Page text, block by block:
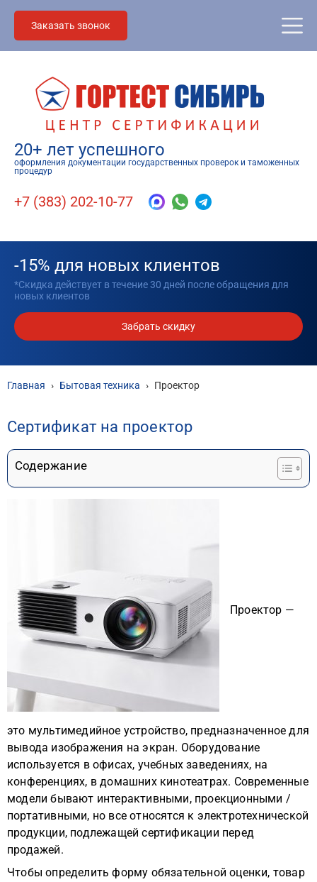
Заказать звонок
20+ лет успешного
оформления документации государственных проверок и таможенных
процедур
+7 (383) 202-10-77
-15% для новых клиентов
*Скидка действует в течение 30 дней после обращения для
новых клиентов
Забрать скидку
Главная › Бытовая техника › Проектор
Сертификат на проектор
Содержание
Проектор —
это мультимедийное устройство, предназначенное для
вывода изображения на экран. Оборудование
используется в офисах, учебных заведениях, на
конференциях, в домашних кинотеатрах. Современные
модели бывают интерактивными, проекционными /
портативными, но все относятся к электротехнической
продукции, подлежащей сертификации перед
продажей.
Чтобы определить форму обязательной оценки, товар